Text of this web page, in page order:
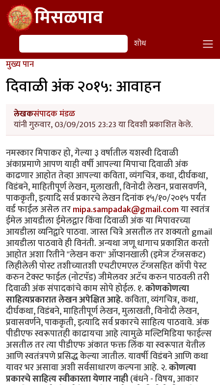
Skip to main contentमिसळपाव
शोध शोध
मुख्य पान
दिवाळी अंक २०१५: आवाहन
लेखकसंपादक मंडळ
यांनी गुरुवार, 03/09/2015 23:23 या दिवशी प्रकाशित केले.
नमस्कार मिपाकर हो, गेल्या ३ वर्षातील यशस्वी दिवाळी
अंकाप्रमाणे आपण याही वर्षी आपल्या मिपाचा दिवाळी अंक
काढणार आहोत तेव्हा आपल्या कविता, व्यंगचित्र, कथा, दीर्घकथा,
विडंबने, माहितीपूर्ण लेखन, मुलाखती, विनोदी लेखन, प्रवासवर्णने,
पाककृती, इत्यादि सर्व प्रकारचे लेखन दिनांक १५/१०/२०१५ पर्यंत
वर्ड फाईल असेल तरmipa.sampadak@gmail.comया स्वतंत्र
ईमेल आयडीला ईमेलद्वार किंवा दिवाळी अंक या मिपावरच्या
आयडीला व्यनिद्वारे पाठवा. जास्त चित्रे असतील तर शक्यतो gmail
आयडीला पाठवावे ही विनंती. अन्यथा जणू धागाच प्रकाशित करतो
आहोत अशा रितीने "लेखन करा" ऑप्शनखाली (इमेज टॅग्जसकट)
लिहीलेली पोस्ट तशीच्यातशी एचटीएमएल टॅग्जसहित कॉपी पेस्ट
करुन टेक्स्ट फाईल (नोटपॅड) जीमेलवर अटॅच करुन पाठवली तरी
दिवाळी अंक संपादकांचे काम सोपे होईल. १.कोणकोणत्या
साहित्यप्रकारात लेखन अपेक्षित आहे.कविता, व्यंगचित्र, कथा,
दीर्घकथा, विडंबने, माहितीपूर्ण लेखन, मुलाखती, विनोदी लेखन,
प्रवासवर्णने, पाककृती, इत्यादि सर्व प्रकारचे साहित्य पाठवावे. अंक
पीडीएफ स्वरूपातही काढायचा आहे त्यामुळे मल्टिमिडिया फाईल्स
असतील तर त्या पीडीएफ अंकात फक्त लिंक या स्वरूपात येतील
आणि स्वतंत्रपणे प्रसिद्ध केल्या जातील. यावर्षी विडंबने आणि कथा
यावर भर असावा अशी सर्वसाधारण कल्पना आहे. २.कोणत्या
प्रकारचे साहित्य स्वीकारता येणार नाही(बंधने - विषय, आकार